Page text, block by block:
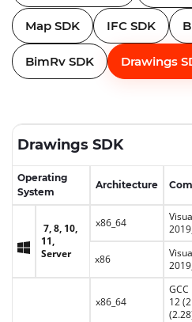
Drawings
Map SDK
BimRv SDK
IFC SDK
Drawings SDK
Operating
System
Architecture
Windows7, 8, 10,
11,
Server
x86_64
x86
x86_64
12